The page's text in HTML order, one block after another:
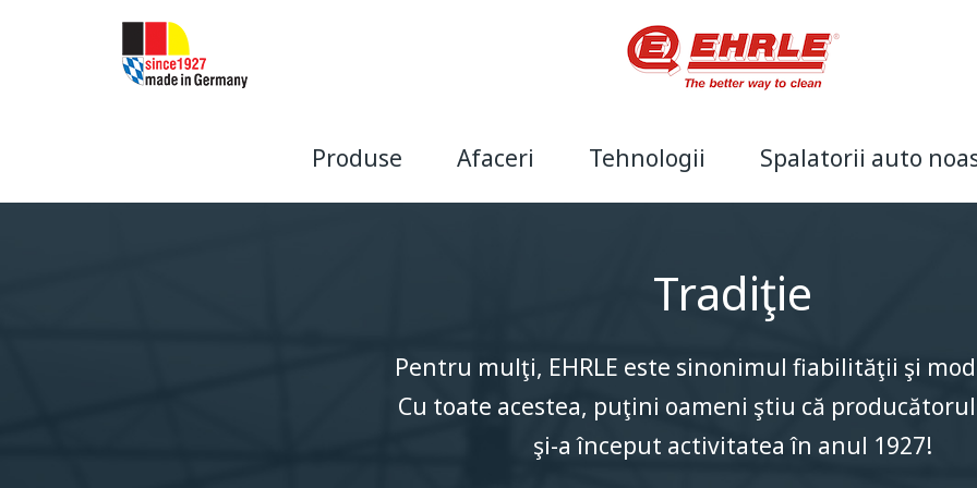
Produse
Spălătorie auto SmartWash
Produse chimice Structuri metalice
Aparate de înaltă presiune
Afaceri
Tradiţie EHRLE în lume Fabricile noastre Știri EHRLE
Tehnologii
Spălare fără atingere Certificat VDA Modul Line ETRONIC 4 EHRLESol™ Real Time Display LCE / SLM Sistem de
Spalatorii auto
Tradiţie
Pentru mulţi, EHRLE este sinonimul fiabilităţii şi
Cu toate acestea, puţini oameni ştiu că
şi-a început activitatea în anul 1927!